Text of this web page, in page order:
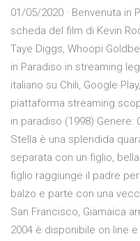
01/05/2020 · Benvenuta
scheda del film di Kevin
Taye Diggs, Whoopi
in Paradiso in streaming
italiano su Chili, Google
piattaforma streaming
in paradiso (1998) Genere:
Stella è una splendida
separata con un figlio,
figlio raggiunge il padre
balzo e parte con una
San Francisco, Giamaica
2004 è disponibile on line